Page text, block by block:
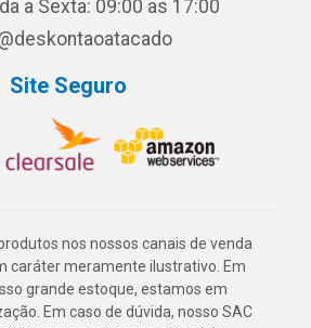
a Sexta: 09:00 as 17:00
Site Seguro
nos nossos canais de venda
caráter meramente ilustrativo. Em
grande estoque, estamos em
Em caso de dúvida, nosso SAC